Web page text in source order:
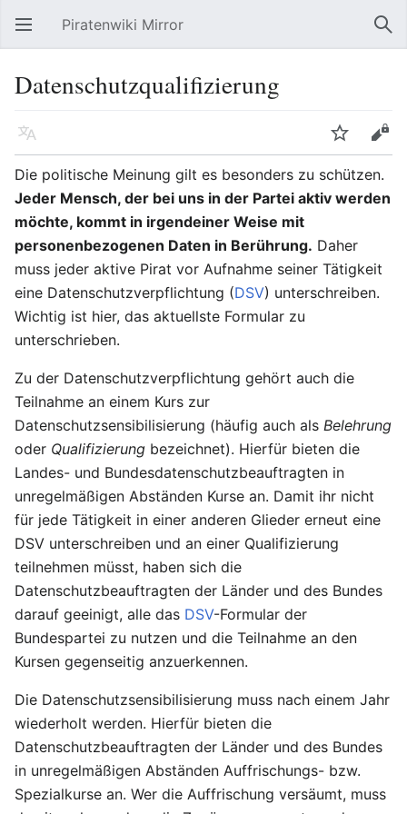
Hauptmenü öffnen Piratenwiki Mirror
Datenschutzqualifizierung
Sprache Beobachten
Bearbeiten
Die politische Meinung gilt es besonders zu schützen.
Jeder Mensch, der bei uns in der Partei aktiv werden
möchte, kommt in irgendeiner Weise mit
personenbezogenen Daten in Berührung. Daher
muss jeder aktive Pirat vor Aufnahme seiner Tätigkeit
eine Datenschutzverpflichtung (DSV) unterschreiben.
Wichtig ist hier, das aktuellste Formular zu
unterschrieben.
Zu der Datenschutzverpflichtung gehört auch die
Teilnahme an einem Kurs zur
Datenschutzsensibilisierung (häufig auch als Belehrung
oder Qualifizierung bezeichnet). Hierfür bieten die
Landes- und Bundesdatenschutzbeauftragten in
unregelmäßigen Abständen Kurse an. Damit ihr nicht
für jede Tätigkeit in einer anderen Glieder erneut eine
DSV unterschreiben und an einer Qualifizierung
teilnehmen müsst, haben sich die
Datenschutzbeauftragten der Länder und des Bundes
darauf geeinigt, alle das DSV-Formular der
Bundespartei zu nutzen und die Teilnahme an den
Kursen gegenseitig anzuerkennen.
Die Datenschutzsensibilisierung muss nach einem Jahr
wiederholt werden. Hierfür bieten die
Datenschutzbeauftragten der Länder und des Bundes
in unregelmäßigen Abständen Auffrischungs- bzw.
Spezialkurse an. Wer die Auffrischung versäumt, muss